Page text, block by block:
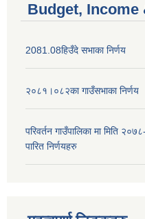
Budget, Income
2081.08हिउँदे सभाका निर्णय
२०८१।०८२का गाउँसभाका निर्णय
परिवर्तन गाउँपालिका मा मिति
पारित निर्णयहरु